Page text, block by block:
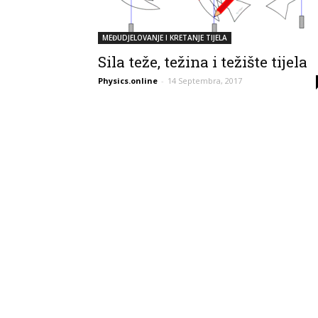
MEĐUDJELOVANJE I KRETANJE TIJELA
Sila teže, težina i težište tijela
Physics.online - 14 Septembra, 2017